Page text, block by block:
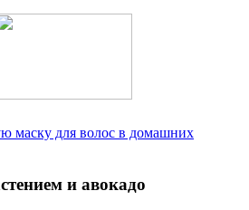
маску для волос в домашних
и авокадо